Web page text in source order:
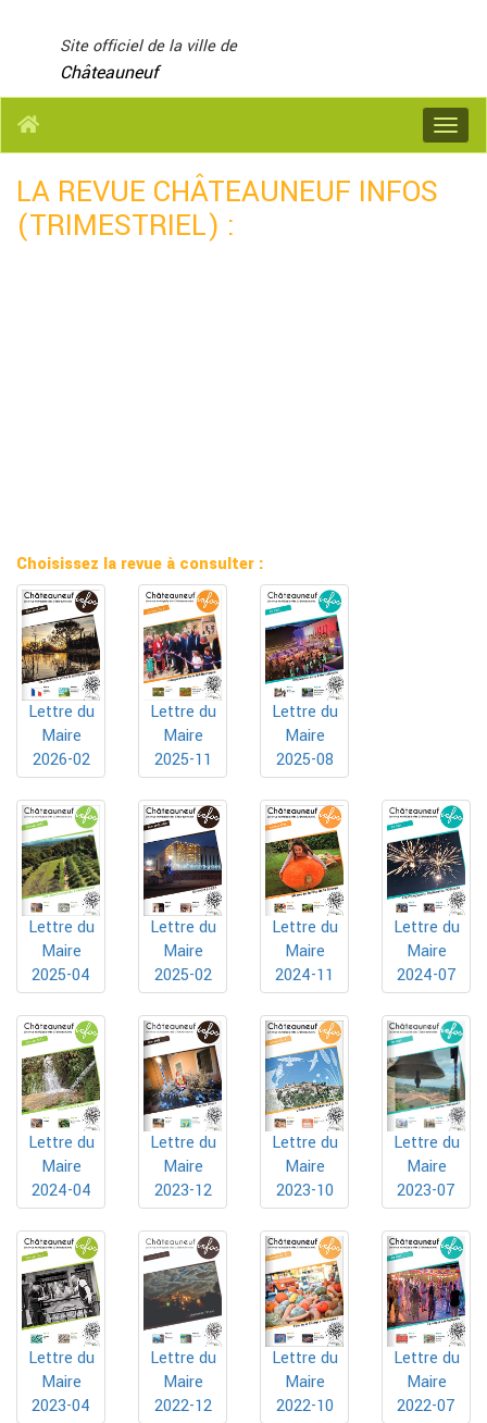
Site officiel de la ville de
Châteauneuf
Menu
LA REVUE CHÂTEAUNEUF INFOS
(TRIMESTRIEL) :
Choisissez la revue à consulter :
Lettre du
Maire
2026-02
Lettre du
Maire
2025-11
Lettre du
Maire
2025-08
Lettre du
Maire
2025-04
Lettre du
Maire
2025-02
Lettre du
Maire
2024-11
Lettre du
Maire
2024-07
Lettre du
Maire
2024-04
Lettre du
Maire
2023-12
Lettre du
Maire
2023-10
Lettre du
Maire
2023-07
Lettre du
Maire
2023-04
Lettre du
Maire
2022-12
Lettre du
Maire
2022-10
Lettre du
Maire
2022-07